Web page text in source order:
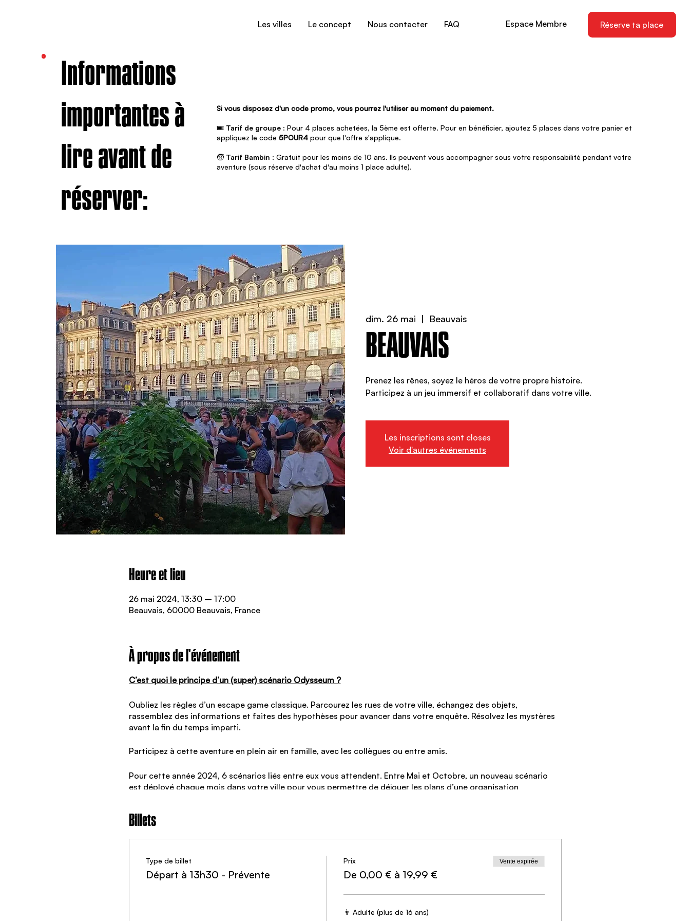
Les villes Le concept Nous contacter FAQ Espace Membre Réserve ta place
Informations
importantes à
lire avant de
réserver:
Si vous disposez d'un code promo, vous pourrez l'utiliser au moment du paiement.
🎟️ Tarif de groupe : Pour 4 places achetées, la 5ème est offerte. Pour en bénéficier, ajoutez 5 places dans votre panier et
appliquez le code5POUR4 pour que l'offre s'applique.
🧒 Tarif Bambin : Gratuit pour les moins de 10 ans. Ils peuvent vous accompagner sous votre responsabilité pendant votre
aventure (sous réserve d'achat d'au moins 1 place adulte).
dim. 26 mai
  |
Beauvais
BEAUVAIS
Prenez les rênes, soyez le héros de votre propre histoire.
Participez à un jeu immersif et collaboratif dans votre ville.
Les inscriptions sont closes
Voir d'autres événements
Heure et lieu
26 mai 2024, 13:30 – 17:00
Beauvais, 60000 Beauvais, France
À propos de l'événement
C’est quoi le principe d’un (super) scénario Odysseum ?
Oubliez les règles d’un escape game classique. Parcourez les rues de votre ville, échangez des objets,
rassemblez des informations et faites des hypothèses pour avancer dans votre enquête. Résolvez les mystères
avant la fin du temps imparti.
Participez à cette aventure en plein air en famille, avec les collègues ou entre amis.
Pour cette année 2024, 6 scénarios liés entre eux vous attendent. Entre Mai et Octobre, un nouveau scénario
est déployé chaque mois dans votre ville pour vous permettre de déjouer les plans d’une organisation
⭐️ Ce que les joueurs préfèrent :
🎬 Nos nouveaux scénarios pour 2024 🎬
opérations de vol de données personnelles au service d'un groupe de malfaiteurs…
Billets
Type de billet
Départ à 13h30 - Prévente
Prix
De 0,00 € à 19,99 €
Vente expirée
👨 Adulte (plus de 16 ans)